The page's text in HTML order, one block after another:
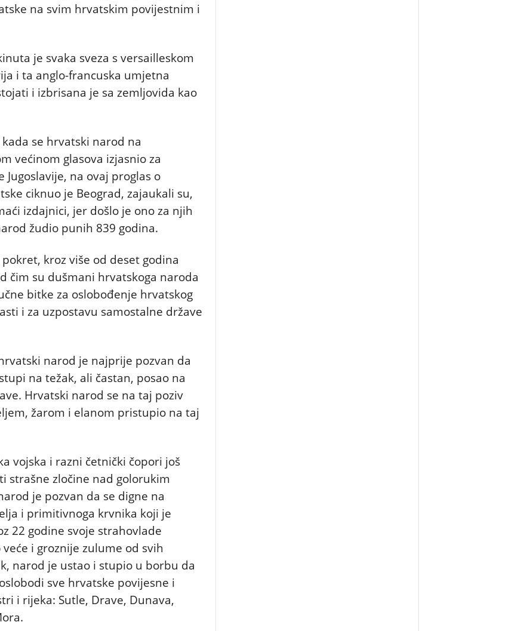
na svim hrvatskim povijestnim i
je svaka sveza s versailleskom
i ta anglo-francuska umjetna
i izbrisana je sa zemljovida kao
se hrvatski narod na
većinom glasova izjasnio za
na ovaj proglas o
ciknuo je Beograd, zajaukali su,
izdajnici, jer došlo je ono za njih
žudio punih 839 godina.
kroz više od deset godina
čim su dušmani hrvatskoga naroda
bitke za oslobođenje hrvatskog
i za uzpostavu samostalne države
narod je najprije pozvan da
na težak, ali častan, posao na
Hrvatski narod se na taj poziv
žarom i elanom pristupio na taj
vojska i razni četnički čopori još
strašne zločine nad golorukim
je pozvan da se digne na
i primitivnoga krvnika koji je
22 godine svoje strahovlade
i groznije zulume od svih
narod je ustao i stupio u borbu da
sve hrvatske povijesne i
i rijeka: Sutle, Drave, Dunava,